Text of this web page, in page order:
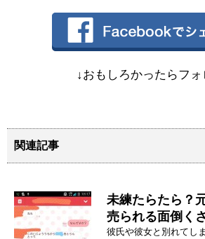
↓おもしろかったらフ
関連記事
未練たらたら？
売られる面倒く
彼氏や彼女と別れてし